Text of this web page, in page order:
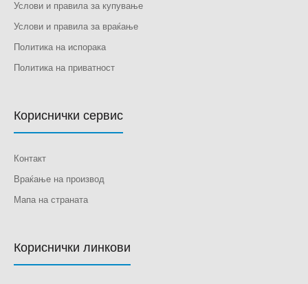
Услови и правила за купување
Услови и правила за враќање
Политика на испорака
Политика на приватност
Кориснички сервис
Контакт
Враќање на производ
Мапа на страната
Кориснички линкови